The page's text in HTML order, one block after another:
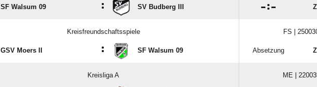
SF Walsum 09 : SV Budberg III :
Kreisfreundschaftsspiele FS |
GSV Moers II : SF Walsum 09 Absetzung
Kreisliga A ME |